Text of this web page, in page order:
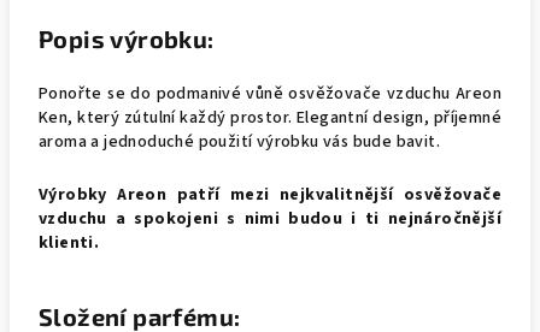
Popis výrobku:
Ponořte se do podmanivé vůně osvěžovače vzduchu Areon
Ken, který zútulní každý prostor. Elegantní design, příjemné
aroma a jednoduché použití výrobku vás bude bavit.
Výrobky Areon patří mezi nejkvalitnější osvěžovače
vzduchu a spokojeni s nimi budou i ti nejnáročnější
klienti.
Složení parfému: